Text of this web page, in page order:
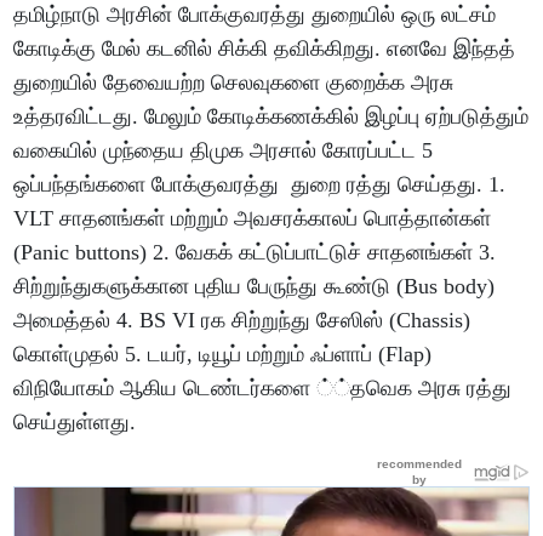
தமிழ்நாடு அரசின் போக்குவரத்து துறையில் ஒரு லட்சம்
கோடிக்கு மேல் கடனில் சிக்கி தவிக்கிறது. எனவே இந்தத்
துறையில் தேவையற்ற செலவுகளை குறைக்க அரசு
உத்தரவிட்டது. மேலும் கோடிக்கணக்கில் இழப்பு ஏற்படுத்தும்
வகையில் முந்தைய திமுக அரசால் கோரப்பட்ட 5
ஒப்பந்தங்களை போக்குவரத்து துறை ரத்து செய்தது. 1.
VLT சாதனங்கள் மற்றும் அவசரக்காலப் பொத்தான்கள்
(Panic buttons) 2. வேகக் கட்டுப்பாட்டுச் சாதனங்கள் 3.
சிற்றுந்துகளுக்கான புதிய பேருந்து கூண்டு (Bus body)
அமைத்தல் 4. BS VI ரக சிற்றுந்து சேஸிஸ் (Chassis)
கொள்முதல் 5. டயர், டியூப் மற்றும் ஃப்ளாப் (Flap)
விநியோகம் ஆகிய டெண்டர்களை ்்தவெக அரசு ரத்து
செய்துள்ளது.